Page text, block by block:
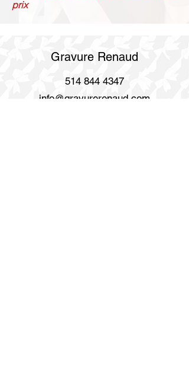
prix
Gravure Renaud
514 844 4347
info@gravurerenaud.com